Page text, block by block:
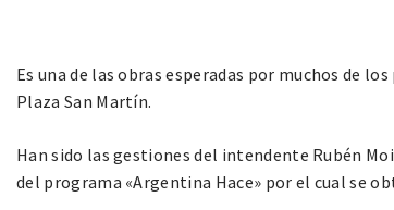
Es una de las obras esperadas por muchos de
Plaza San Martín.
Han sido las gestiones del intendente Rubén
del programa «Argentina Hace» por el cual se